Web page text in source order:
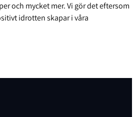
och mycket mer. Vi gör det eftersom
idrotten skapar i våra